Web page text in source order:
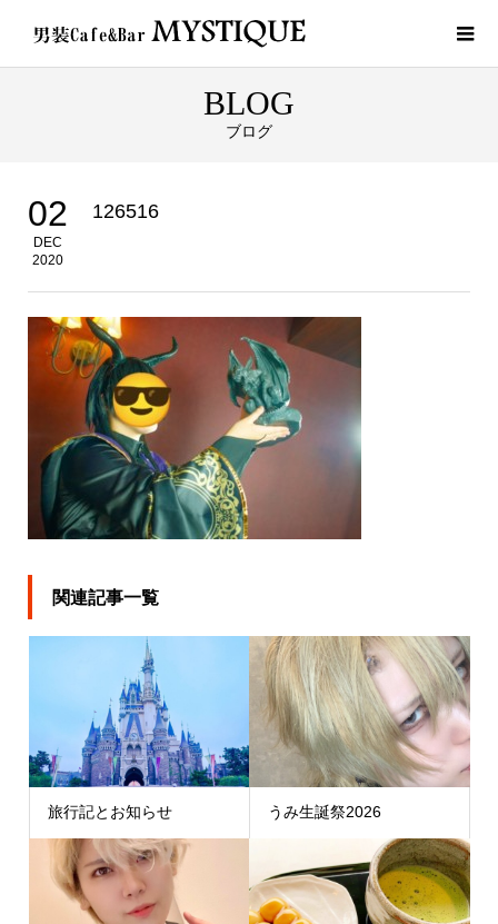
BLOG
ブログ
02
DEC
2020
126516
関連記事一覧
旅行記とお知らせ うみ生誕祭2026